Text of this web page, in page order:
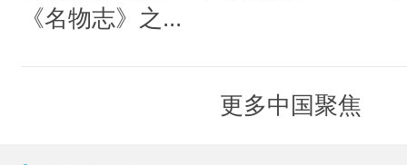
《名物志》之...
更多中国聚焦